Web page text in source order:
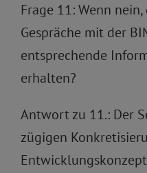
Frage 11: Wenn
Gespräche mit der
entsprechende
erhalten?
Antwort zu 11.: Der
zügigen